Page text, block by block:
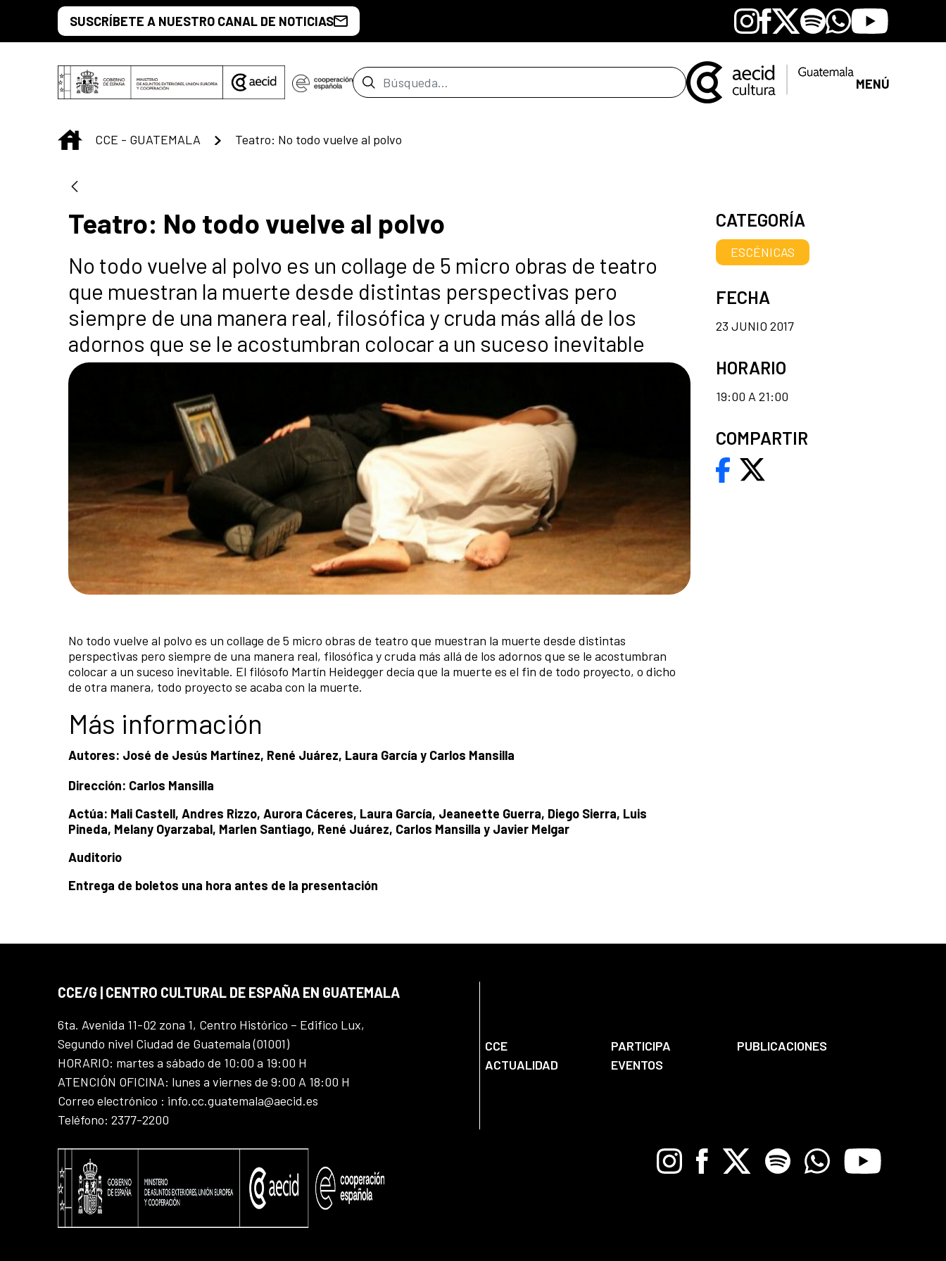
Saltar al contenido principal
SUSCRÍBETE A NUESTRO CANAL DE NOTICIAS Instagram
Facebook
X SpotifyWhatsapp
Youtube
Barra de búsqueda MENÚ
INICIO
CCE - GUATEMALA Teatro: No todo vuelve al polvo
Teatro: No todo vuelve al polvo
No todo vuelve al polvo es un collage de 5 micro obras de teatro
que muestran la muerte desde distintas perspectivas pero
siempre de una manera real, filosófica y cruda más allá de los
adornos que se le acostumbran colocar a un suceso inevitable
No todo vuelve al polvo es un collage de 5 micro obras de teatro que muestran la muerte desde distintas
perspectivas pero siempre de una manera real, filosófica y cruda más allá de los adornos que se le acostumbran
colocar a un suceso inevitable. El filósofo Martín Heidegger decía que la muerte es el fin de todo proyecto, o dicho
de otra manera, todo proyecto se acaba con la muerte.
Más información
Autores: José de Jesús Martínez, René Juárez, Laura García y Carlos Mansilla
Dirección: Carlos Mansilla
Actúa: Mali Castell, Andres Rizzo, Aurora Cáceres, Laura García, Jeaneette Guerra, Diego Sierra, Luis
Pineda, Melany Oyarzabal, Marlen Santiago, René Juárez, Carlos Mansilla y Javier Melgar
Auditorio
Entrega de boletos una hora antes de la presentación
CATEGORÍA
ESCÉNICAS
FECHA
23 JUNIO 2017
HORARIO
19:00 A 21:00
COMPARTIR
CCE/G | CENTRO CULTURAL DE ESPAÑA EN GUATEMALA
6ta. Avenida 11-02 zona 1, Centro Histórico – Edifico Lux,
Segundo nivel Ciudad de Guatemala (01001)
HORARIO: martes a sábado de 10:00 a 19:00 H
ATENCIÓN OFICINA: lunes a viernes de 9:00 A 18:00 H
Correo electrónico : info.cc.guatemala@aecid.es
Teléfono: 2377-2200
CCE PARTICIPA
PUBLICACIONES
ACTUALIDAD
EVENTOS
InstagramFacebook
X Spotify WhatsappYoutube